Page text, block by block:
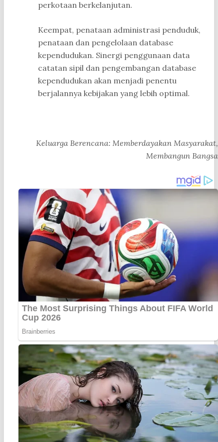
perkotaan berkelanjutan.
Keempat, penataan administrasi penduduk,
penataan dan pengelolaan database
kependudukan. Sinergi penggunaan data
catatan sipil dan pengembangan database
kependudukan akan menjadi penentu
berjalannya kebijakan yang lebih optimal.
Keluarga Berencana: Memberdayakan Masyarakat,
Membangun Bangsa